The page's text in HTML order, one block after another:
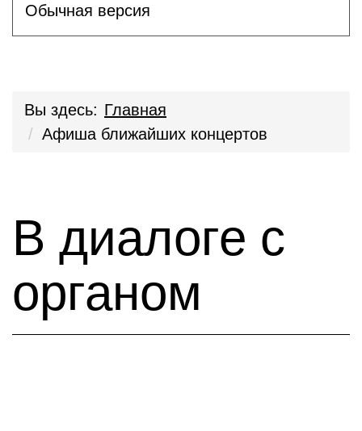
Обычная версия
Вы здесь: Главная
Афиша ближайших концертов
В диалоге с
органом